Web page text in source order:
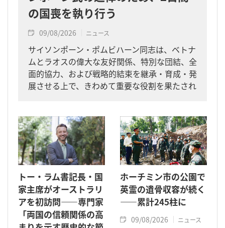
の国喪を執り行う
09/08/2026 ニュース
サイソンポーン・ポムビハーン同志は、ベトナ
ムとラオスの偉大な友好関係、特別な団結、全
面的協力、および戦略的結束を継承・育成・発
展させる上で、きわめて重要な役割を果たされ
トー・ラム書記長・国
家主席がオーストラリ
アを初訪問――専門家
「両国の信頼関係の高
ホーチミン市の公園で
英霊の遺骨収容が続く
――累計245柱に
09/08/2026 ニュース